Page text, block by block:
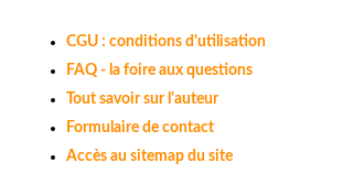
CGU : conditions d'utilisation
FAQ - la foire aux questions
Tout savoir sur l'auteur
Formulaire de contact
Accès au sitemap du site